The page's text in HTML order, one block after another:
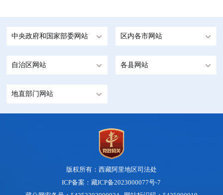
中央政府和国家部委网站 区内各市网站
自治区网站 各县网站
地直部门网站
版权所有：西藏阿里地区司法处
ICP备案：藏ICP备2023000077号-7